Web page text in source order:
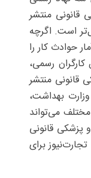
قانونی منتشر
است. اگرچه
حوادث کار را
رسمی،
قانونی منتشر
بهداشت،
می‌تواند
پزشکی قانونی
برای